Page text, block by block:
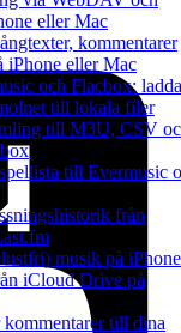
eller Mac
kommentarer
eller Mac
och Flacbox: ladda
till lokala filer
till M3U, CSV
till Evermusic
från
musik på iPhone
iCloud Drive på
till dina